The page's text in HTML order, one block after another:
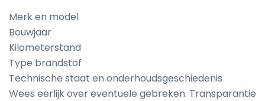
Merk en model
Bouwjaar
Kilometerstand
Type brandstof
Technische staat en onderhoudsgeschiedenis
Wees eerlijk over eventuele gebreken. Transparantie